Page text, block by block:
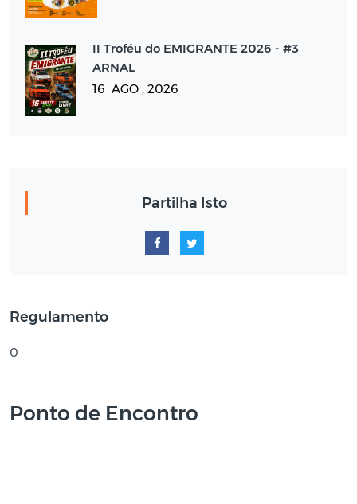
II Troféu do EMIGRANTE 2026 - #3
ARNAL
16 AGO , 2026
Partilha Isto
Regulamento
0
Ponto de Encontro